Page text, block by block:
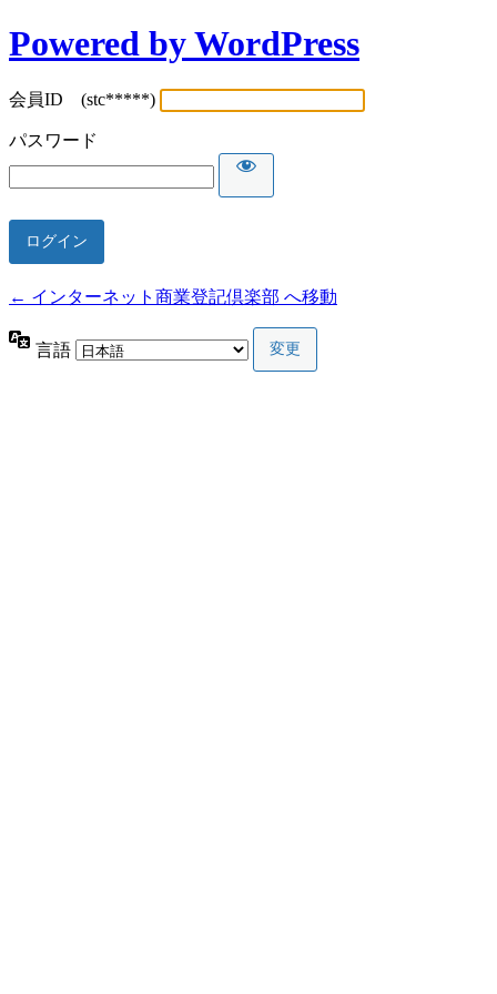
Powered by WordPress
会員ID (stc*****)
パスワード
← インターネット商業登記倶楽部 へ移動
言語